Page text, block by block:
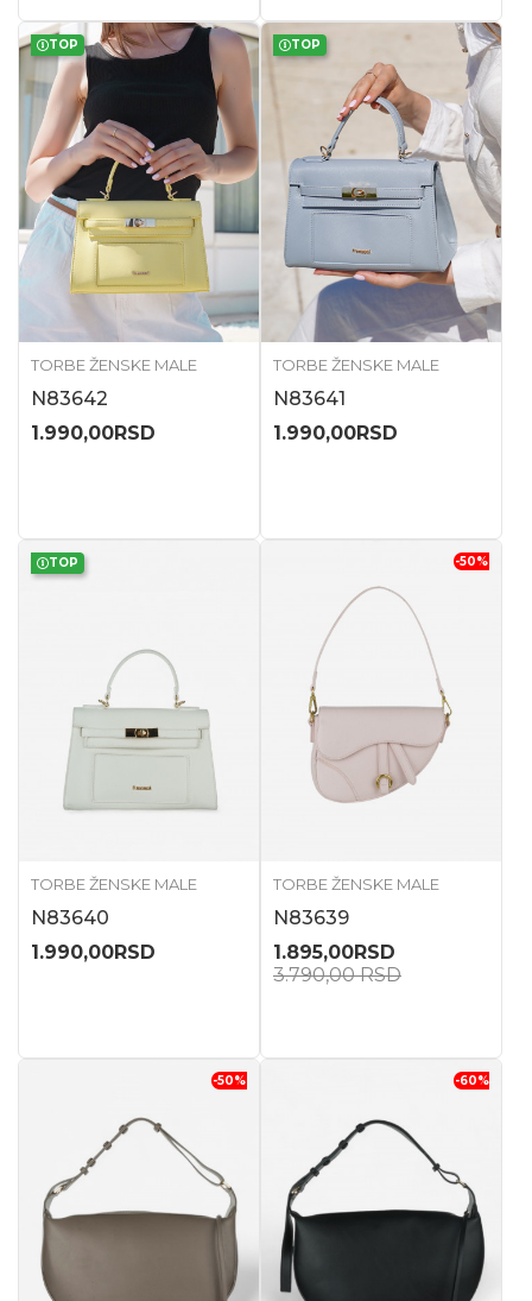
TOP
TORBE ŽENSKE MALE
N83642
1.990,00RSD
TOP
TORBE ŽENSKE MALE
N83641
1.990,00RSD
TOP
TORBE ŽENSKE MALE
N83640
1.990,00RSD
-50%
TORBE ŽENSKE MALE
N83639
1.895,00RSD
3.790,00RSD
-50% -60%